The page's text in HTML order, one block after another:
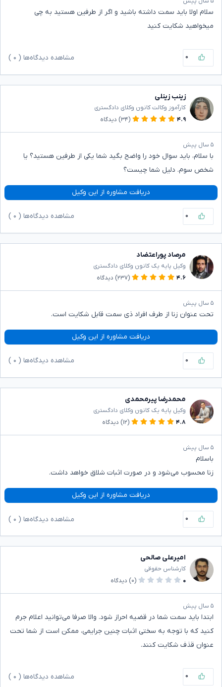
سلام اولا باید سمت داشته باشید و اگر از طرفین هستید به چی
میخواهید شکایت کنید
۰ مشاهده دیدگاه‌ها ( ۰
زینب زینلی
کارآموز وکالت کانون وکلای دادگستری
۴.۹
(۳۴) دیدگاه
۵ سال پیش
با سلام، باید سوال خود را واضح بگید شما یکی از طرفین هستید؟ یا
شخص سوم. دلیل شما چیست؟
دریافت مشاوره از این وکیل
۰ مشاهده دیدگاه‌ها ( ۰
مرصاد پوراعتضاد
وکیل پایه یک کانون وکلای دادگستری
۴.۶
(۲۳۷) دیدگاه
۵ سال پیش
تحت عنوان زنا از طرف افراد ذی سمت قابل شکایت است.
دریافت مشاوره از این وکیل
۰ مشاهده دیدگاه‌ها ( ۰
محمدرضا پیرمحمدی
وکیل پایه یک کانون وکلای دادگستری
۴.۸
(۱۲) دیدگاه
۵ سال پیش
باسلام
زنا محسوب می‌شود و در صورت اثبات شلاق خواهد داشت.
دریافت مشاوره از این وکیل
۰ مشاهده دیدگاه‌ها ( ۰
امیرعلی صالحی
کارشناس حقوقی
۰
(۰) دیدگاه
۵ سال پیش
ابتدا باید سمت شما در قضیه احراز شود. والا صرفا می‌توانید اعلام جرم
کنید که با توجه به سختی اثبات چنین جرایمی، ممکن است از شما تحت
عنوان قذف شکایت کنند.
۰ مشاهده دیدگاه‌ها ( ۰